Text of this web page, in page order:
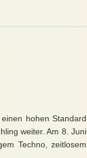
hohen Standard
weiter. Am 8. Juni
Techno, zeitlosem